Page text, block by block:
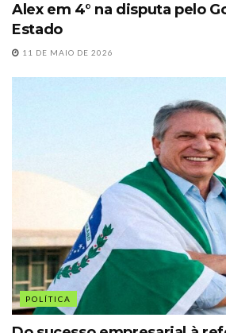
Alex em 4° na disputa pelo
Estado
11 DE MAIO DE 2026
POLÍTICA